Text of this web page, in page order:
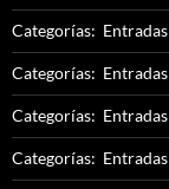
Categorías:
Categorías:
Categorías:
Categorías: